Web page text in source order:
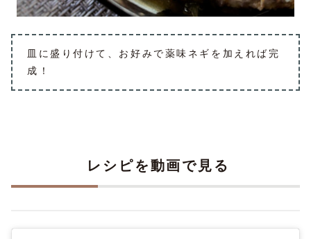
皿に盛り付けて、お好みで薬味ネギを加えれば完
成！
レシピを動画で見る